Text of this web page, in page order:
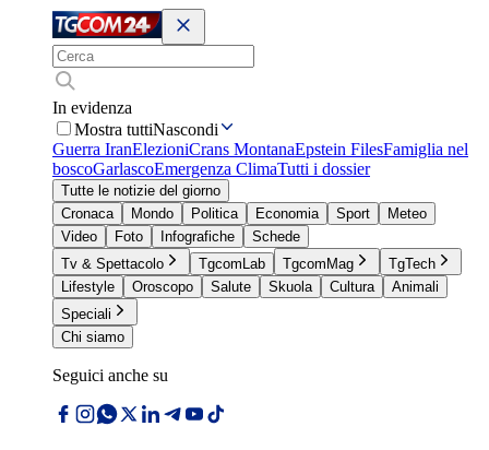
In evidenza
Mostra tuttiNascondi
Guerra IranElezioniCrans MontanaEpstein FilesFamiglia nel
boscoGarlascoEmergenza ClimaTutti i dossier
Tutte le notizie del giorno
Cronaca
Mondo Politica Economia Sport
Meteo
Video
Foto Infografiche
Schede
Tv & Spettacolo
TgcomLab TgcomMag
TgTech
Lifestyle
Oroscopo Salute Skuola Cultura
Animali
Speciali
Chi siamo
Seguici anche su